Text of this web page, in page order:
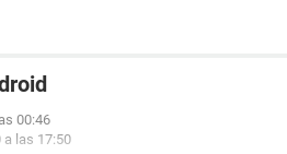
00:46
a las 17:50